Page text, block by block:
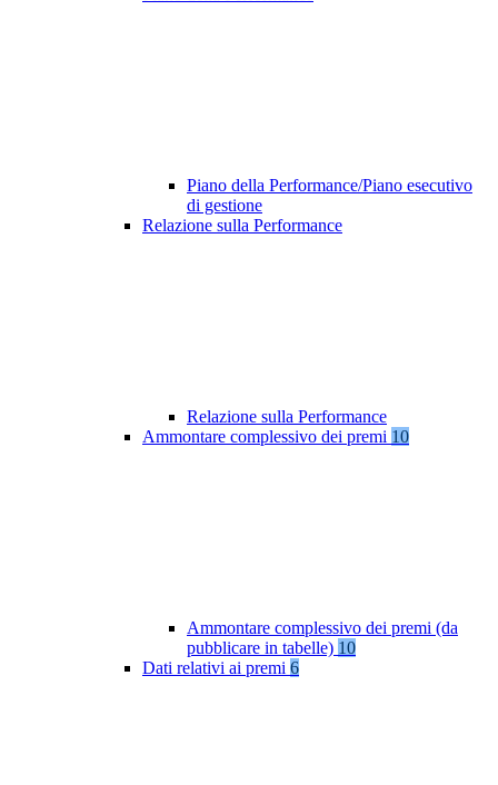
Piano della Performance/Piano esecutivo
di gestione
Relazione sulla Performance
Relazione sulla Performance
Ammontare complessivo dei premi 10
Ammontare complessivo dei premi (da
pubblicare in tabelle) 10
Dati relativi ai premi 6